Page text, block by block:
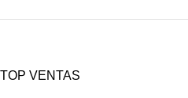
TOP VENTAS